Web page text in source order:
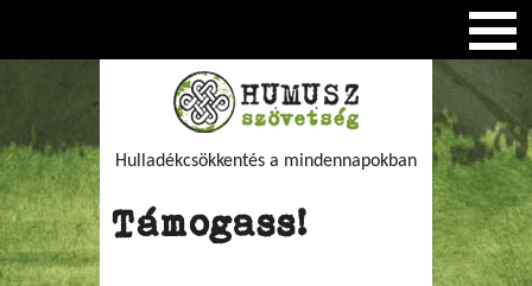
Hulladékcsökkentés a mindennapokban
Támogass!